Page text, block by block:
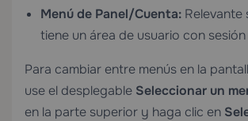
Menú de Panel/Cuenta: Relevante
tiene un área de usuario con
Para cambiar entre menús en la
use el desplegable Seleccionar un
en la parte superior y haga clic en